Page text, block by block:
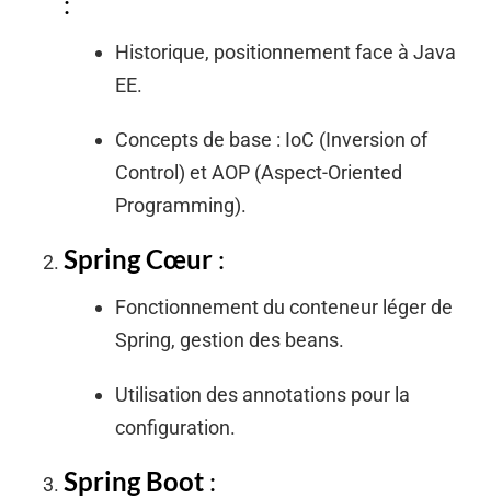
Historique, positionnement face à Java
EE.
Concepts de base : IoC (Inversion of
Control) et AOP (Aspect-Oriented
Programming).
Spring Cœur :
Fonctionnement du conteneur léger de
Spring, gestion des beans.
Utilisation des annotations pour la
configuration.
Spring Boot :